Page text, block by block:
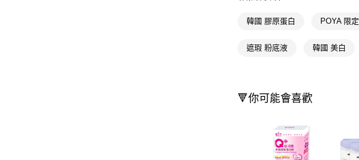
韓國 膠原蛋白 POYA 限定
遮瑕 粉底液 韓國 美白
🔻你可能會喜歡